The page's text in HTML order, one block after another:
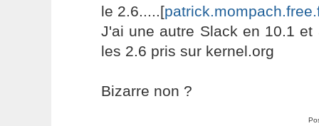
le 2.6.....[
J'ai une autre Slack en 10.1 et
les 2.6 pris sur kernel.org
Bizarre non ?